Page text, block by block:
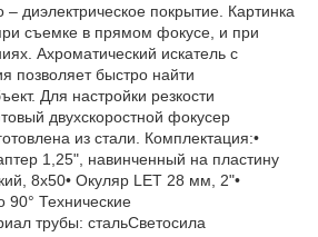
– диэлектрическое покрытие. Картинка
съемке в прямом фокусе, и при
Ахроматический искатель с
позволяет быстро найти
Для настройки резкости
двухскоростной фокусер
из стали. Комплектация:•
1,25", навинченный на пластину
8x50• Окуляр LET 28 мм, 2"•
90° Технические
трубы: стальСветосила